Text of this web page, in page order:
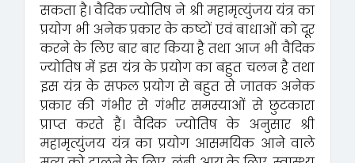
सकता है। वैदिक ज्योतिष ने श्री महामृत्युंजय यंत्र का
प्रयोग भी अनेक प्रकार के कष्टों एवं बाधाओं को दूर
करने के लिए बार बार किया है तथा आज भी वैदिक
ज्योतिष में इस यंत्र के प्रयोग का बहुत चलन है तथा
इस यंत्र के सफल प्रयोग से बहुत से जातक अनेक
प्रकार की गंभीर से गंभीर समस्याओं से छुटकारा
प्राप्त करते हैं। वैदिक ज्योतिष के अनुसार श्री
महामृत्युंजय यंत्र का प्रयोग आसमयिक आने वाले